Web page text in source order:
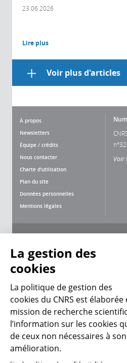
23.06.2026
Lire plus
Voir plus d'articles
À propos
Newsletters
Équipe / crédits
Nous contacter
Charte d'utilisation
Plan du site
Données personnelles
Mentions légales
Voir
CNRS Le
©
La gestion des
cookies
La politique de gestion des
cookies du CNRS est
mission de recherche
l’information sur les cookies
de ceux non nécessaires à
amélioration.